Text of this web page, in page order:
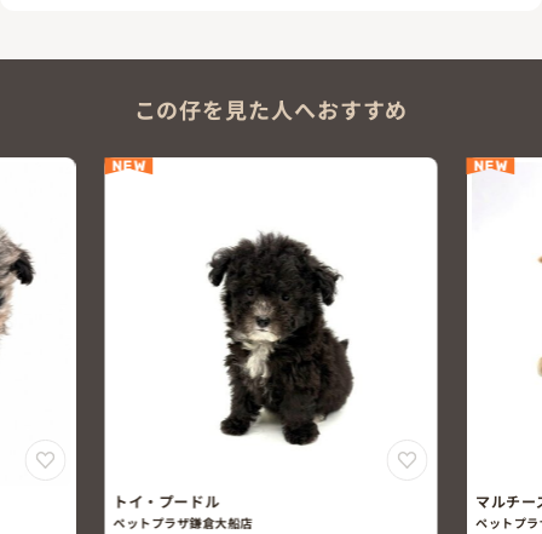
この仔を見た人へおすすめ
NEW
トイ・プードル
ペットプラザ鎌倉大船店
NEW
マルチ
ペットプ